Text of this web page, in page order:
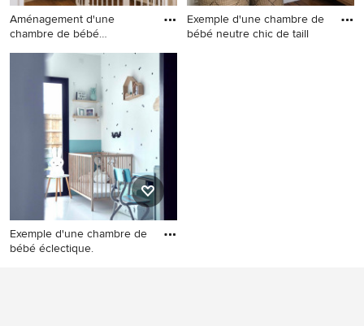
Aménagement d'une
chambre de bébé
Aménagement d'une
chambre de bébé
scandinave.
Exemple d'une chambre de
bébé neutre chic de taill
Exemple d'une chambre de
bébé éclectique.